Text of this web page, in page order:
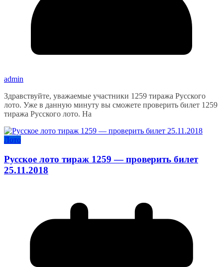
admin
Здравствуйте, уважаемые участники 1259 тиража Русского
лото. Уже в данную минуту вы сможете проверить билет 1259
тиража Русского лото. На
Лото
Русское лото тираж 1259 — проверить билет
25.11.2018